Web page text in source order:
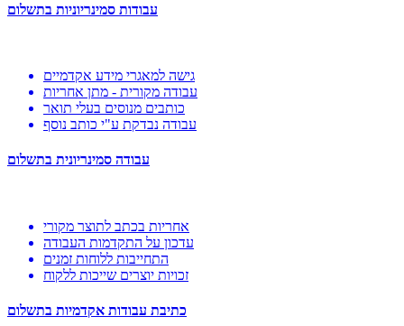
עבודות סמינריוניות בתשלום
גישה למאגרי מידע אקדמיים
עבודה מקורית - מתן אחריות
כותבים מנוסים בעלי תואר
עבודה נבדקת ע"י כותב נוסף
עבודה סמינריונית בתשלום
אחריות בכתב לתוצר מקורי
עדכון על התקדמות העבודה
התחייבות ללוחות זמנים
זכויות יוצרים שייכות ללקוח
כתיבת עבודות אקדמיות בתשלום